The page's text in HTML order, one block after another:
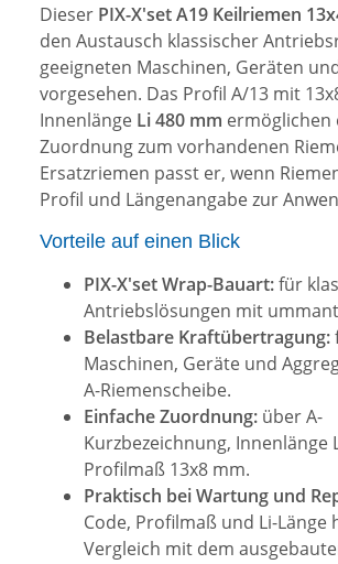
Dieser PIX-X'set A19 Keilriemen
den Austausch klassischer
geeigneten Maschinen, Geräten
vorgesehen. Das Profil A/13 mit
Innenlänge Li 480 mm ermöglichen
Zuordnung zum vorhandenen
Ersatzriemen passt er, wenn
Profil und Längenangabe zur
Vorteile auf einen Blick
PIX-X'set Wrap-Bauart:für
Antriebslösungen mit
Belastbare Kraftübertragung:
Maschinen, Geräte und
A-Riemenscheibe.
Einfache Zuordnung: über A-
Kurzbezeichnung, Innenlänge
Profilmaß 13x8 mm.
Praktisch bei Wartung und
Code, Profilmaß und Li-Länge
Vergleich mit dem